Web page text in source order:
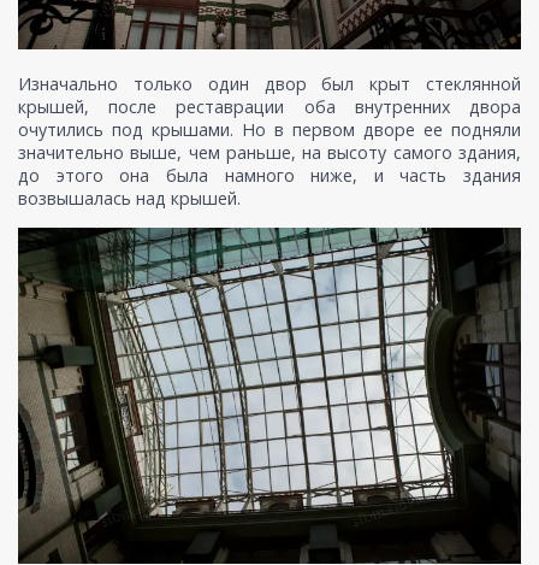
Изначально только один двор был крыт стеклянной
крышей, после реставрации оба внутренних двора
очутились под крышами. Но в первом дворе ее подняли
значительно выше, чем раньше, на высоту самого здания,
до этого она была намного ниже, и часть здания
возвышалась над крышей.